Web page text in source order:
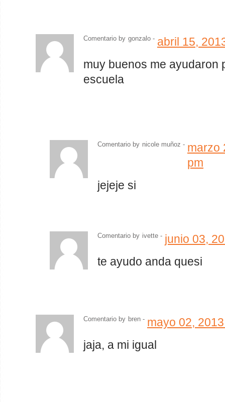
Comentario by gonzalo - abril 15,
muy buenos me ayudaron
escuela
Comentario by nicole muñoz - marzo
pm
jejeje si
Comentario by ivette - junio 03,
te ayudo anda quesi
Comentario by bren - mayo 02,
jaja, a mi igual